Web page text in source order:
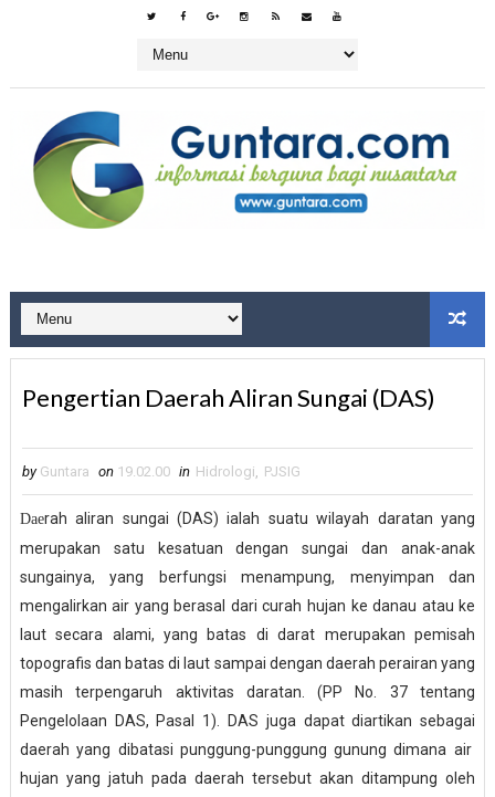
Pengertian Daerah Aliran Sungai (DAS)
by Guntara on 19.02.00 in Hidrologi, PJSIG
Daerah aliran sungai (DAS) ialah suatu wilayah daratan yang
merupakan satu kesatuan dengan sungai dan anak-anak
sungainya, yang berfungsi menampung, menyimpan dan
mengalirkan air yang berasal dari curah hujan ke danau atau ke
laut secara alami, yang batas di darat merupakan pemisah
topografis dan batas di laut sampai dengan daerah perairan yang
masih terpengaruh aktivitas daratan. (PP No. 37 tentang
Pengelolaan DAS, Pasal 1). DAS juga dapat diartikan sebagai
daerah yang dibatasi punggung-punggung gunung dimana air
hujan yang jatuh pada daerah tersebut akan ditampung oleh